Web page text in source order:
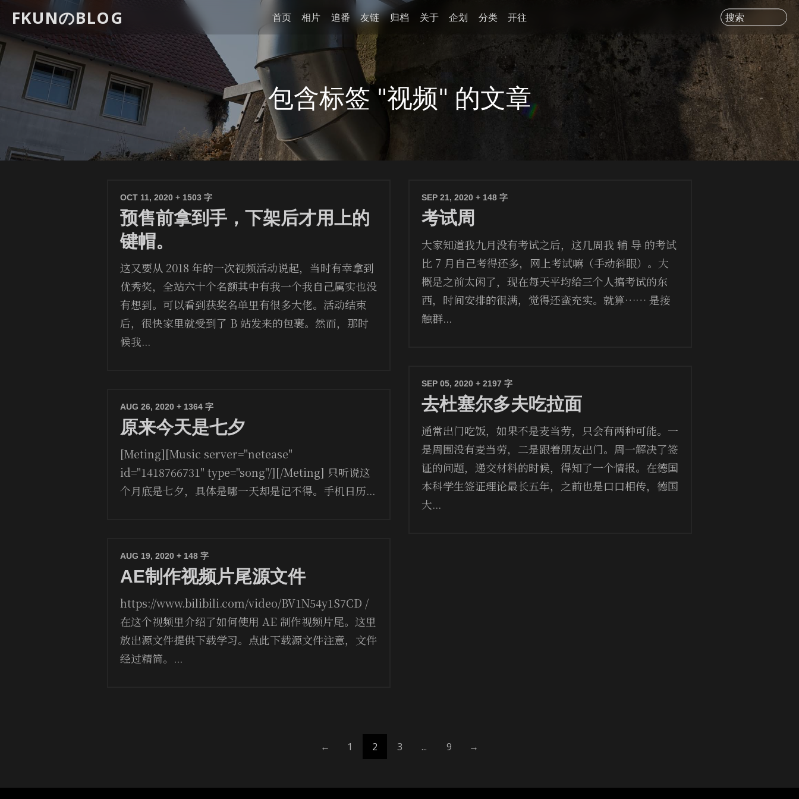
FKUNのBLOG 首页 相片 追番 友链 归档 关于 企划 分类 开往 搜索
包含标签 "视频" 的文章
OCT 11, 2020 + 1503 字
预售前拿到手，下架后才用上的
键帽。
这又要从 2018 年的一次视频活动说起，当时有幸拿到
优秀奖，全站六十个名额其中有我一个我自己属实也没
有想到。可以看到获奖名单里有很多大佬。活动结束
后，很快家里就受到了 B 站发来的包裹。然而，那时
候我...
SEP 21, 2020 + 148 字
考试周
大家知道我九月没有考试之后，这几周我 辅 导 的考试
比 7 月自己考得还多，网上考试嘛（手动斜眼）。大
概是之前太闲了，现在每天平均给三个人搞考试的东
西，时间安排的很满，觉得还蛮充实。就算…… 是接
触群...
SEP 05, 2020 + 2197 字
去杜塞尔多夫吃拉面
通常出门吃饭，如果不是麦当劳，只会有两种可能。一
是周围没有麦当劳，二是跟着朋友出门。周一解决了签
证的问题，递交材料的时候，得知了一个情报。在德国
本科学生签证理论最长五年，之前也是口口相传，德国
大...
AUG 26, 2020 + 1364 字
原来今天是七夕
[Meting][Music server="netease"
id="1418766731" type="song"/][/Meting] 只听说这
个月底是七夕，具体是哪一天却是记不得。手机日历...
AUG 19, 2020 + 148 字
AE制作视频片尾源文件
https://www.bilibili.com/video/BV1N54y1S7CD /
在这个视频里介绍了如何使用 AE 制作视频片尾。这里
放出源文件提供下载学习。点此下载源文件注意，文件
经过精简。...
← 1 2 3 ... 9 →